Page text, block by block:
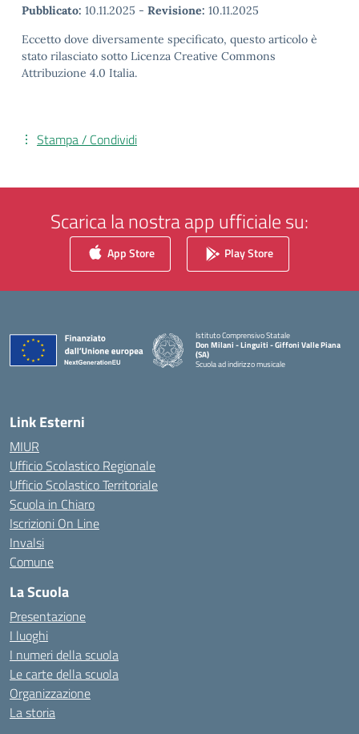
Pubblicato: 10.11.2025 - Revisione: 10.11.2025
Eccetto dove diversamente specificato, questo articolo è
stato rilasciato sotto Licenza Creative Commons
Attribuzione 4.0 Italia.
Stampa / Condividi
Scarica la nostra app ufficiale su:
App Store Play Store
Istituto Comprensivo Statale
Don Milani - Linguiti - Giffoni Valle Piana
(SA)
Scuola ad indirizzo musicale
Link Esterni
MIUR
Ufficio Scolastico Regionale
Ufficio Scolastico Territoriale
Scuola in Chiaro
Iscrizioni On Line
Invalsi
Comune
La Scuola
Presentazione
I luoghi
I numeri della scuola
Le carte della scuola
Organizzazione
La storia